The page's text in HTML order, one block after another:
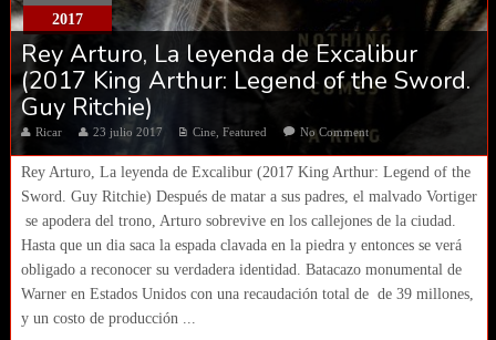
2017
Rey Arturo, La leyenda de Excalibur
(2017 King Arthur: Legend of the Sword.
Guy Ritchie)
Ricar 23 julio 2017 Cine, Featured No Comment
Rey Arturo, La leyenda de Excalibur (2017 King Arthur: Legend of the
Sword. Guy Ritchie) Después de matar a sus padres, el malvado Vortiger
se apodera del trono, Arturo sobrevive en los callejones de la ciudad.
Hasta que un dia saca la espada clavada en la piedra y entonces se verá
obligado a reconocer su verdadera identidad. Batacazo monumental de
Warner en Estados Unidos con una recaudación total de de 39 millones,
y un costo de producción ...